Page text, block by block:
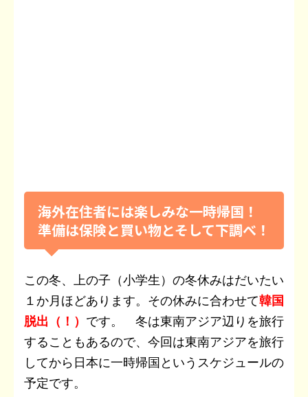
海外在住者には楽しみな一時帰国！
準備は保険と買い物とそして下調べ！
この冬、上の子（小学生）の冬休みはだいたい
１か月ほどあります。その休みに合わせて韓国
脱出（！） です。 冬は東南アジア辺りを旅行
することもあるので、今回は東南アジアを旅行
してから日本に一時帰国というスケジュールの
予定です。